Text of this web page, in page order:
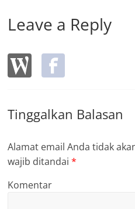
Leave a Reply
Tinggalkan Balasan
Alamat email Anda tidak
wajib ditandai*
Komentar